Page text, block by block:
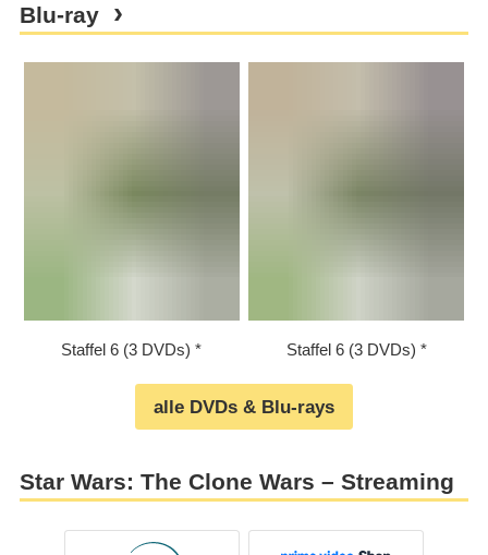
Blu-ray
Staffel 6 (3 DVDs) Staffel 6 (3 DVDs)
alle DVDs & Blu-rays
Star Wars: The Clone Wars – Streaming